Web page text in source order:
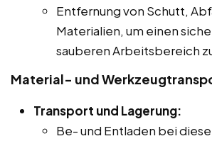
Entfernung von Schutt,
Materialien, um einen
sauberen Arbeitsbereich
Material- und
Transport und Lagerung:
Be- und Entladen bei